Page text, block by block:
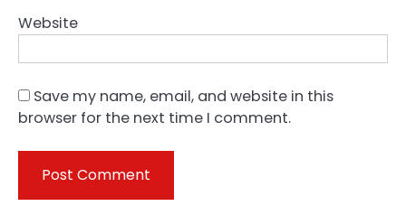
Website
Save my name, email, and website in this
browser for the next time I comment.